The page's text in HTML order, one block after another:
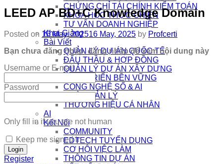
CHỨNG CHỈ TÀI CHÍNH KIỂM TOÁN
KHÓA HỌC THỰC CHIẾN
TƯ VẤN DOANH NGHIỆP
Khai Giảng
Bài Viết
QUẢN LÝ DỰ ÁN QUỐC TẾ
ĐẤU THẦU & HỢP ĐỒNG
QUẢN LÝ DỰ ÁN XÂY DỰNG
PHÁT TRIỂN BỀN VỮNG
CÔNG NGHỆ SỐ & AI
NHÀ QUẢN LÝ
THƯƠNG HIỆU CÁ NHÂN
AI
Kết Nối
COMMUNITY
EDTECH TUYỂN DỤNG
CƠ HỘI VIỆC LÀM
THÔNG TIN DỰ ÁN
LEED AP BD+C Knowledge Domain
Posted on 16 May, 202516 May, 2025 by Profcerti
Bạn chưa đăng nhập, đăng nhập để xem nội dung này
Username or E-mail
Password
Only fill in if you are not human
Keep me signed in
Register